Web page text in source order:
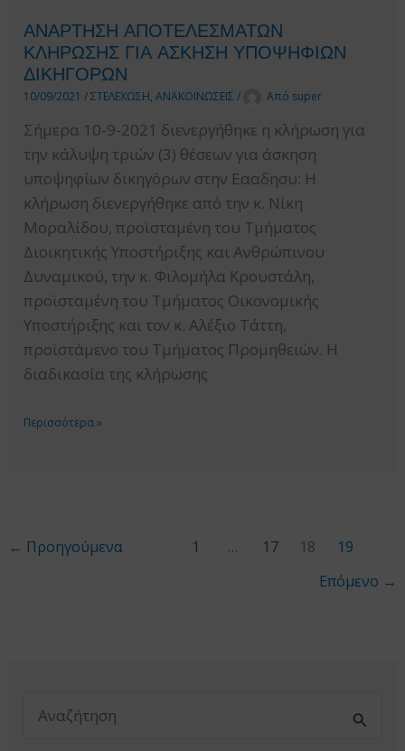
ΤΗΣ
ΘΕΣΗΣ
ΗΛΕΚΤΡΟΝΙΚΗΣ
ΥΠΟΣΤΗΡΙΞΗΣ
ΤΗΣ
ΔΙΕΥΘΥΝΣΗΣ
ΕΘΝΙΚΗΣ
ΒΑΣΗΣ
ΔΕΔΟΜΕΝΩΝ
ΔΗΜΟΣΙΩΝ
ΣΥΜΒΑΣΕΩΝ
ΚΑΙ
ΗΛΕΚΤΡΟΝΙΚΗΣ
ΑΝΑΡΤΗΣΗ ΑΠΟΤΕΛΕΣΜΑΤΩΝ
ΚΛΗΡΩΣΗΣ ΓΙΑ ΑΣΚΗΣΗ ΥΠΟΨΗΦΙΩΝ
ΔΙΚΗΓΟΡΩΝ
10/09/2021/ΣΤΕΛΕΧΩΣΗ,ΑΝΑΚΟΙΝΩΣΕΙΣ / Από super
Σήμερα 10-9-2021 διενεργήθηκε η κλήρωση για
την κάλυψη τριών (3) θέσεων για άσκηση
υποψηφίων δικηγόρων στην Εααδησυ: Η
κλήρωση διενεργήθηκε από την κ. Νίκη
Μοραλίδου, προϊσταμένη του Τμήματος
Διοικητικής Υποστήριξης και Ανθρώπινου
Δυναμικού, την κ. Φιλομήλα Κρουστάλη,
προϊσταμένη του Τμήματος Οικονομικής
Υποστήριξης και τον κ. Αλέξιο Τάττη,
προϊστάμενο του Τμήματος Προμηθειών. Η
διαδικασία της κλήρωσης
ΑΝΑΡΤΗΣΗ
ΥΠΟΨΗΦΙΩΝ
Περισσότερα »
← Προηγούμενα 1 … 17 18
19
Επόμενο →